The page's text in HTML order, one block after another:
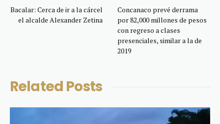
Bacalar: Cerca de ir a la cárcel
el alcalde Alexander Zetina
Concanaco prevé derrama
por 82,000 millones de pesos
con regreso a clases
presenciales, similar a la de
2019
Related Posts